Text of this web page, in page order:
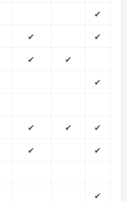
✔
✔
✔
✔
✔
✔
✔ ✔
✔
✔
✔
✔